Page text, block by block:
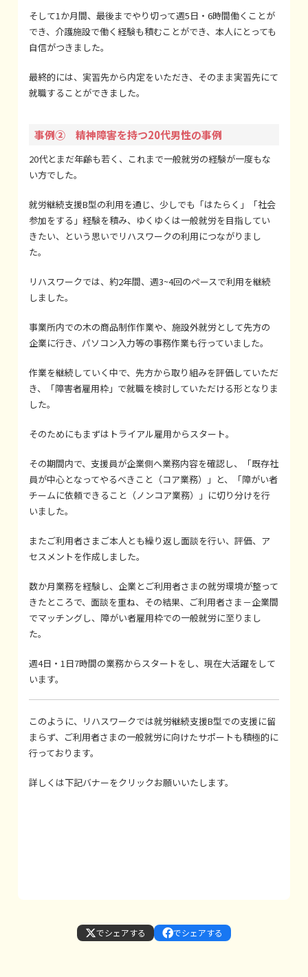
そして1か月間、最後までやり切って週5日・6時間働くことが
でき、介護施設で働く経験も積むことができ、本人にとっても
自信がつきました。
最終的には、実習先から内定をいただき、そのまま実習先にて
就職することができました。
事例② 精神障害を持つ20代男性の事例
20代とまだ年齢も若く、これまで一般就労の経験が一度もな
い方でした。
就労継続支援B型の利用を通じ、少しでも「はたらく」「社会
参加をする」経験を積み、ゆくゆくは一般就労を目指してい
きたい、という思いでリハスワークの利用につながりまし
た。
リハスワークでは、約2年間、週3~4回のペースで利用を継続
しました。
事業所内での木の商品制作作業や、施設外就労として先方の
企業に行き、パソコン入力等の事務作業も行っていました。
作業を継続していく中で、先方から取り組みを評価していただ
き、「障害者雇用枠」で就職を検討していただける形となりま
した。
そのためにもまずはトライアル雇用からスタート。
その期間内で、支援員が企業側へ業務内容を確認し、「既存社
員が中心となってやるべきこと（コア業務）」と、「障がい者
チームに依頼できること（ノンコア業務）」に切り分けを行
いました。
またご利用者さまご本人とも繰り返し面談を行い、評価、ア
セスメントを作成しました。
数か月業務を経験し、企業とご利用者さまの就労環境が整って
きたところで、面談を重ね、その結果、ご利用者さま－企業間
でマッチングし、障がい者雇用枠での一般就労に至りまし
た。
週4日・1日7時間の業務からスタートをし、現在大活躍をして
います。
このように、リハスワークでは就労継続支援B型での支援に留
まらず、ご利用者さまの一般就労に向けたサポートも積極的に
行っております。
詳しくは下記バナーをクリックお願いいたします。
でシェアする でシェアする